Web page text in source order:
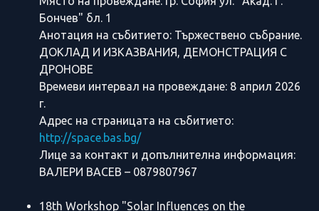
Бончев" бл. 1
Анотация на събитието: Тържествено събрание.
ДОКЛАД И ИЗКАЗВАНИЯ, ДЕМОНСТРАЦИЯ С
ДРОНОВE
Времеви интервал на провеждане: 8 април 2026
г.
Адрес на страницата на събитието:
http://space.bas.bg/
Лице за контакт и допълнителна информация:
ВАЛЕРИ ВАСЕВ – 0879807967
18th Workshop "Solar Influences on the